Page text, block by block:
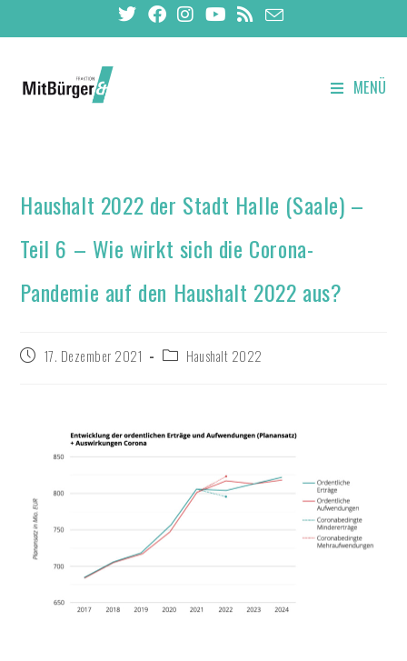
MENÜ
Haushalt 2022 der Stadt Halle (Saale) –
Teil 6 – Wie wirkt sich die Corona-
Pandemie auf den Haushalt 2022 aus?
17. Dezember 2021 Haushalt 2022